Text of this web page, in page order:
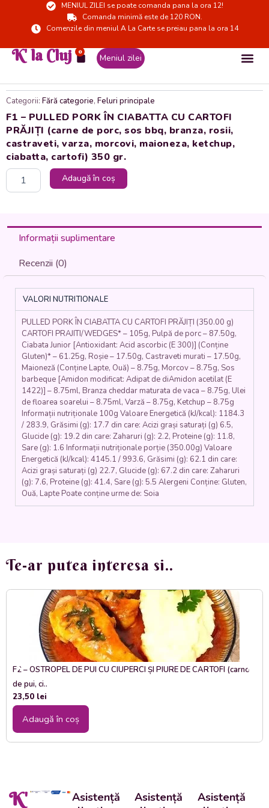
MENIUL ZILEI se poate comanda pana la ora 12!
Comanda minimă este de 120 RON.
Comenzile din meniul A La Carte se preiau pana la ora 14
K' la Cluj 0
Cart Meniul zilei
Categorii: Fără categorie, Feluri principale
F1 – PULLED PORK ÎN CIABATTA CU CARTOFI
PRĂJIȚI (carne de porc, sos bbq, branza, rosii,
castraveti, varza, morcovi, maioneza, ketchup,
ciabatta, cartofi) 350 gr.
Cantitate
CARTOFI
(carne
porc,
bbq,
branza,
rosii,
castraveti,
varza,
morcovi,
maioneza,
ketchup,
ciabatta,
cartofi)
Adaugă în coș
Informații suplimentare
Recenzii (0)
VALORI NUTRITIONALE
PULLED PORK ÎN CIABATTA CU CARTOFI PRĂJIȚI (350.00 g)
CARTOFI PRAJITI/WEDGES* – 105g, Pulpă de porc – 87.50g,
Ciabata Junior [Antioxidant: Acid ascorbic (E 300)] (Conține
Gluten)* – 61.25g, Roșie – 17.50g, Castraveti murati – 17.50g,
Maioneză (Conține Lapte, Ouă) – 8.75g, Morcov – 8.75g, Sos
barbeque [Amidon modificat: Adipat de diAmidon acetilat (E
1422)] – 8.75ml, Branza cheddar maturata de vaca – 8.75g, Ulei
de floarea soarelui – 8.75ml, Varză – 8.75g, Ketchup – 8.75g
Informații nutriționale 100g Valoare Energetică (kJ/kcal): 1184.3
/ 283.9, Grăsimi (g): 17.7 din care: Acizi grași saturați (g) 6.5,
Glucide (g): 19.2 din care: Zaharuri (g): 2.2, Proteine (g): 11.8,
Sare (g): 1.6 Informații nutriționale porție (350.00g) Valoare
Energetică (kJ/kcal): 4145.1 / 993.6, Grăsimi (g): 62.1 din care:
Acizi grași saturați (g) 22.7, Glucide (g): 67.2 din care: Zaharuri
(g): 7.6, Proteine (g): 41.4, Sare (g): 5.5 Alergeni Conține: Gluten,
Ouă, Lapte Poate conține urme de: Soia
Te-ar putea interesa si..
F2 – OSTROPEL DE PUI CU CIUPERCI ȘI PIURE DE CARTOFI (carne
de pui, ci..
23,50 lei
Adaugă în coș
K'
Asistență
Asistență
Asistență